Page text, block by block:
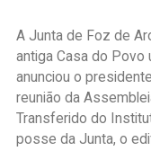
A Junta de Foz de
antiga Casa do Povo
anunciou o
reunião da
Transferido do
posse da Junta, o